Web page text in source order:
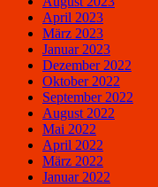
April 2023
März 2023
Januar 2023
Dezember 2022
Oktober 2022
September 2022
August 2022
Mai 2022
April 2022
März 2022
Januar 2022